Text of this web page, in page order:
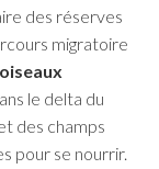
des réserves
migratoire
oiseaux
le delta du
des champs
pour se nourrir.